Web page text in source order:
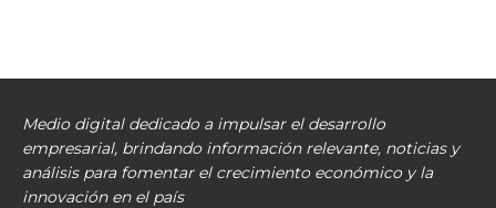
Medio digital dedicado a impulsar el desarrollo
empresarial, brindando información relevante, noticias y
análisis para fomentar el crecimiento económico y la
innovación en el país